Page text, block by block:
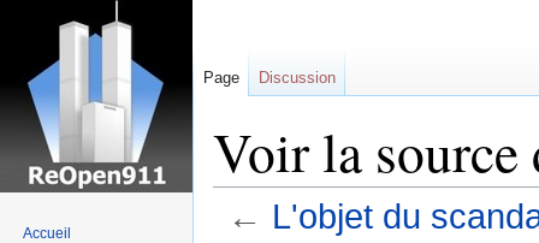
Voir la source
← L'objet du
Page Discussion
Accueil